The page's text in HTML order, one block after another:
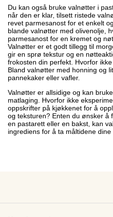
Du kan også bruke valnøtter i
når den er klar, tilsett ristede
revet parmesanost for et enkelt
blande valnøtter med olivenolje,
parmesanost for en kremet og
Valnøtter er et godt tillegg til
gir en sprø tekstur og en
frokosten din perfekt. Hvorfor
Bland valnøtter med honning og
pannekaker eller vafler.
Valnøtter er allsidige og kan
matlaging. Hvorfor ikke
oppskrifter på kjøkkenet for å
og teksturen? Enten du ønsker å
en pastarett eller en bakst, kan
ingrediens for å ta måltidene dine